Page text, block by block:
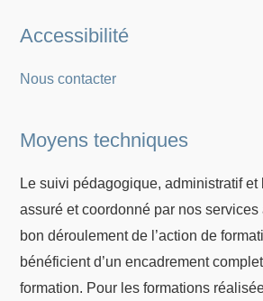
Accessibilité
Nous contacter
Moyens techniques
Le suivi pédagogique, administratif
assuré et coordonné par nos
bon déroulement de l’action de
bénéficient d’un encadrement
formation. Pour les formations